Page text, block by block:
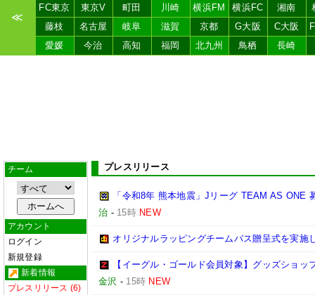
≪
FC東京
東京V 町田 川崎 横浜FM 横浜FC 湘南
藤枝
名古屋 岐阜 滋賀 京都 G大阪 C大阪
愛媛
今治 高知 福岡 北九州 鳥栖 長崎
チーム
アカウント
ログイン
新規登録
新着情報
プレスリリース (6)
プレスリリース
「令和8年 熊本地震」Jリーグ TEAM AS ONE
治 - 15時 NEW
オリジナルラッピングチームバス贈呈式を実施
【イーグル・ゴールド会員対象】グッズショ
金沢 - 15時 NEW